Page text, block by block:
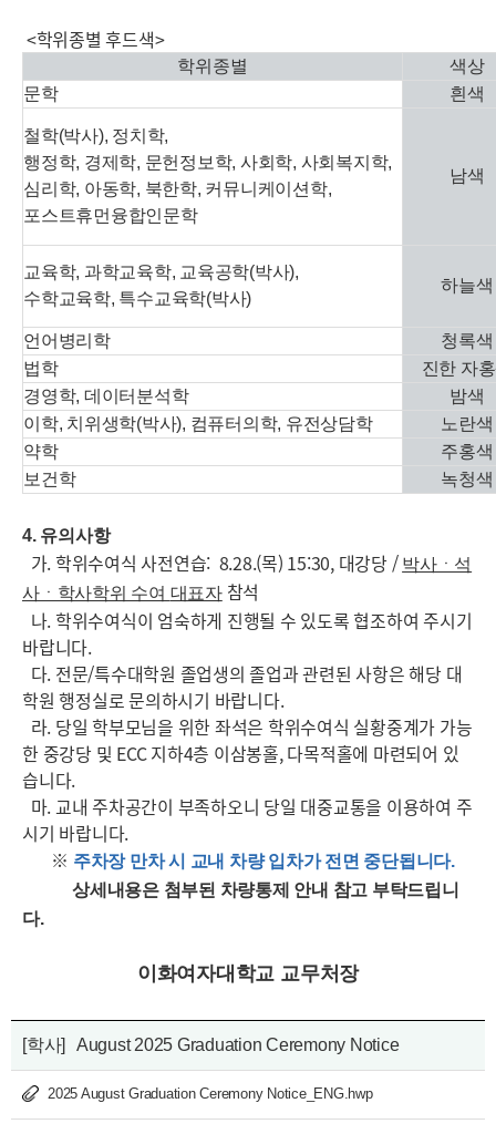
<학위종별 후드색>
학위종별
색상
문학
흰색
철학(박사), 정치학,
행정학, 경제학, 문헌정보학, 사회학, 사회복지학,
심리학, 아동학, 북한학, 커뮤니케이션학,
포스트휴먼융합인문학
남색
교육학, 과학교육학, 교육공학(박사),
수학교육학, 특수교육학(박사)
하늘색
언어병리학
청록색
법학
진한 자
경영학, 데이터분석학
밤색
이학, 치위생학(박사), 컴퓨터의학, 유전상담학
노란색
약학
주홍색
보건학
녹청색
4. 유의사항
가. 학위수여식 사전연습: 8.28.(목) 15:30, 대강당 / 박사ㆍ석
사ㆍ학사학위 수여 대표자참석
나. 학위수여식이 엄숙하게 진행될 수 있도록 협조하여 주시기
바랍니다.
다. 전문/특수대학원 졸업생의 졸업과 관련된 사항은 해당 대
학원 행정실로 문의하시기 바랍니다.
라. 당일 학부모님을 위한 좌석은 학위수여식 실황중계가 가능
한 중강당 및 ECC 지하4층 이삼봉홀, 다목적홀에 마련되어 있
습니다.
마. 교내 주차공간이 부족하오니 당일 대중교통을 이용하여 주
시기 바랍니다.
※ 주차장 만차 시 교내 차량 입차가 전면 중단됩니다.
상세내용은 첨부된 차량통제 안내 참고 부탁드립니
다.
이화여자대학교 교무처장
[학사] August 2025 Graduation Ceremony Notice
2025 August Graduation Ceremony Notice_ENG.hwp